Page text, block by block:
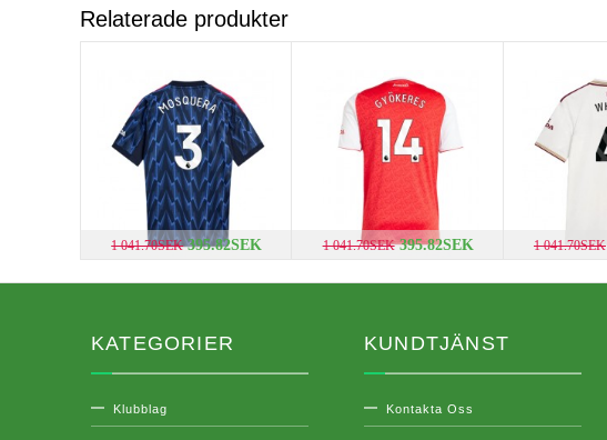
Relaterade produkter
1 041.70SEK 395.82SEK 1 041.70SEK 395.82SEK 1 041.70SEK
KATEGORIER
Klubblag
KUNDTJÄNST
Kontakta Oss